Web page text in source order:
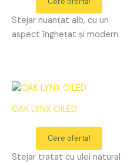
Stejar nuanțat alb, cu un
aspect înghețat și modern.
OAK LYNX OILED
Cere oferta!
Stejar tratat cu ulei natural